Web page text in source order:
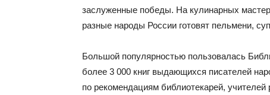
заслуженные победы. На кулинарных
разные народы России готовят пельмени,
Большой популярностью пользовалась
более 3 000 книг выдающихся писателей
по рекомендациям библиотекарей,